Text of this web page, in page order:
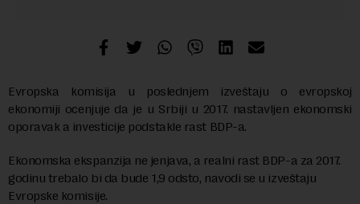
Evropska komisija u poslednjem izveštaju o evropskoj
ekonomiji ocenjuje da je u Srbiji u 2017. nastavljen ekonomski
oporavak a investicije podstakle rast BDP-a.
Ekonomska ekspanzija ne jenjava, a realni rast BDP-a za 2017.
godinu trebalo bi da bude 1,9 odsto, navodi se u izveštaju
Evropske komisije.